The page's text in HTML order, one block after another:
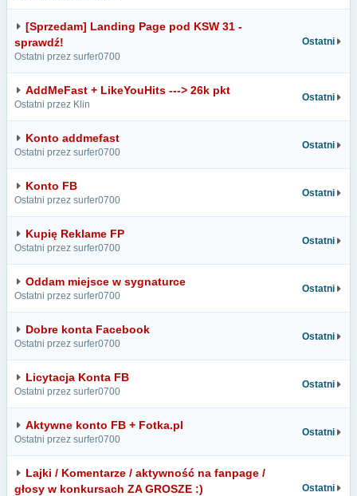
[Sprzedam] Landing Page pod KSW 31 -
sprawdź!
Ostatni przez surfer0700
Ostatni
AddMeFast + LikeYouHits ---> 26k pkt
Ostatni przez Klin
Ostatni
Konto addmefast
Ostatni przez surfer0700
Ostatni
Konto FB
Ostatni przez surfer0700
Ostatni
Kupię Reklame FP
Ostatni przez surfer0700
Ostatni
Oddam miejsce w sygnaturce
Ostatni przez surfer0700
Ostatni
Dobre konta Facebook
Ostatni przez surfer0700
Ostatni
Licytacja Konta FB
Ostatni przez surfer0700
Ostatni
Aktywne konto FB + Fotka.pl
Ostatni przez surfer0700
Ostatni
Lajki / Komentarze / aktywność na fanpage /
głosy w konkursach ZA GROSZE :)
Ostatni